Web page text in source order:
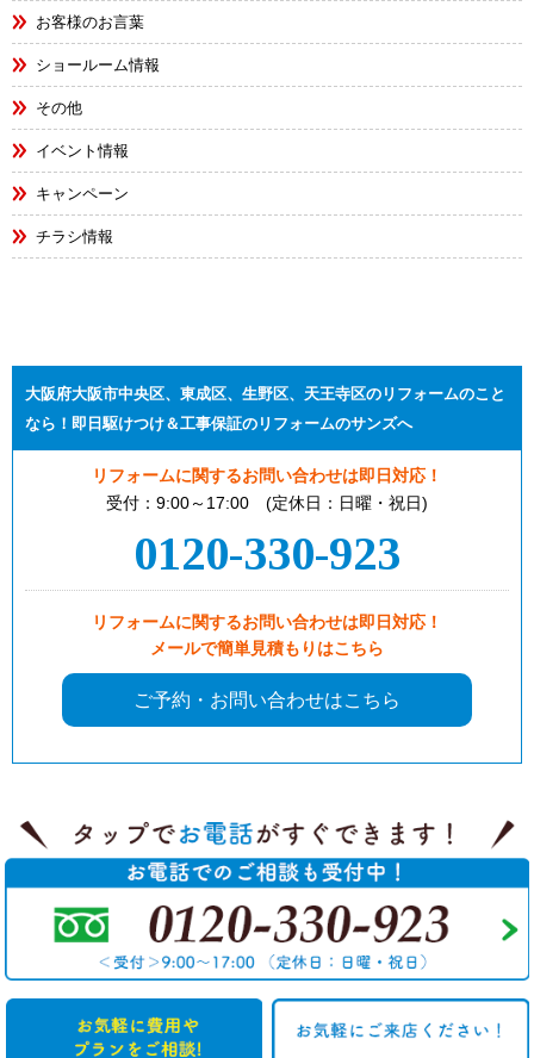
お客様のお言葉
ショールーム情報
その他
イベント情報
キャンペーン
チラシ情報
大阪府大阪市中央区、東成区、生野区、天王寺区のリフォームのこと
なら！即日駆けつけ＆工事保証のリフォームのサンズへ
リフォームに関するお問い合わせは即日対応！
受付：9:00～17:00 (定休日：日曜・祝日)
0120-330-923
リフォームに関するお問い合わせは即日対応！
メールで簡単見積もりはこちら
ご予約・お問い合わせはこちら